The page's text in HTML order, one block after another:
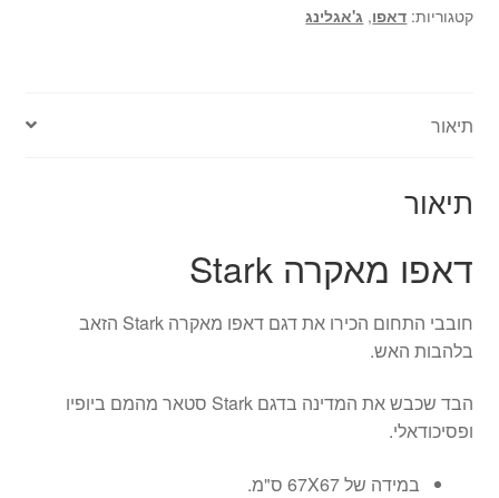
Stark
קטגוריות: דאפו, ג'אגלינג
תיאור
תיאור
דאפו מאקרה Stark
חובבי התחום הכירו את דגם דאפו מאקרה Stark הזאב
בלהבות האש.
הבד שכבש את המדינה בדגם Stark סטאר מהמם ביופיו
ופסיכודאלי.
במידה של 67X67 ס"מ.